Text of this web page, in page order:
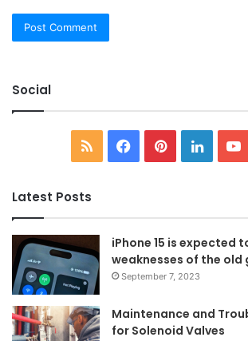
Social
RSS Facebook
Pinterest
Latest Posts
iPhone 15 is expected
weaknesses of the old
September 7, 2023
Maintenance and
for Solenoid Valves